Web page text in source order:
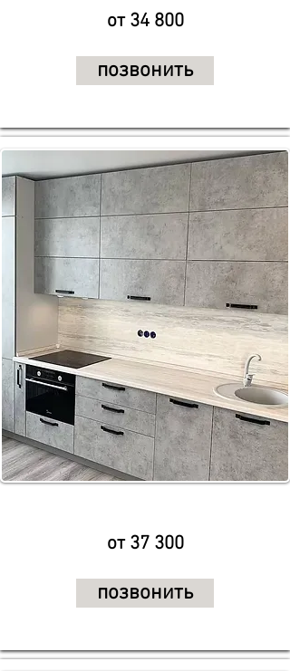
от 34 800
позвонить
от 37 300
позвонить